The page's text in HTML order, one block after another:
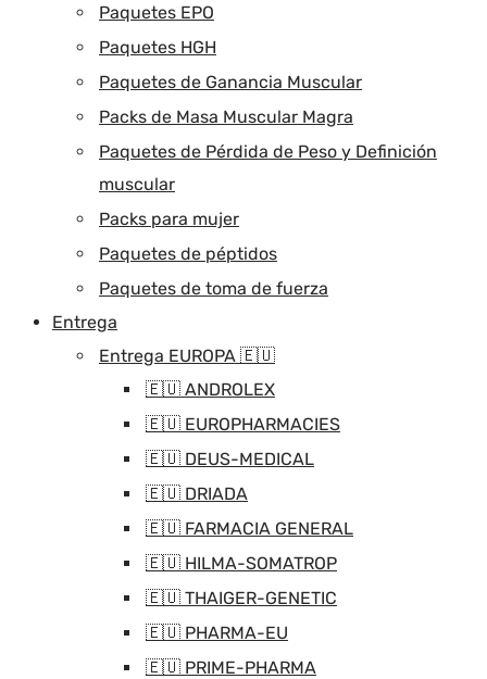
Paquetes EPO
Paquetes HGH
Paquetes de Ganancia Muscular
Packs de Masa Muscular Magra
Paquetes de Pérdida de Peso y Definición
muscular
Packs para mujer
Paquetes de péptidos
Paquetes de toma de fuerza
Entrega
Entrega EUROPA 🇪🇺
🇪🇺 ANDROLEX
🇪🇺 EUROPHARMACIES
🇪🇺 DEUS-MEDICAL
🇪🇺 DRIADA
🇪🇺 FARMACIA GENERAL
🇪🇺 HILMA-SOMATROP
🇪🇺 THAIGER-GENETIC
🇪🇺 PHARMA-EU
🇪🇺 PRIME-PHARMA